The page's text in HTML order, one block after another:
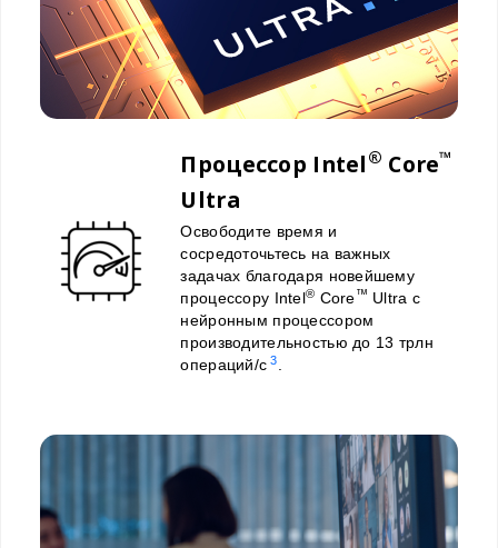
Процессор Intel ® Core™
Ultra
Освободите время и
сосредоточьтесь на важных
задачах благодаря новейшему
процессору Intel® Core™ Ultra с
нейронным процессором
производительностью до 13 трлн
операций/с 3